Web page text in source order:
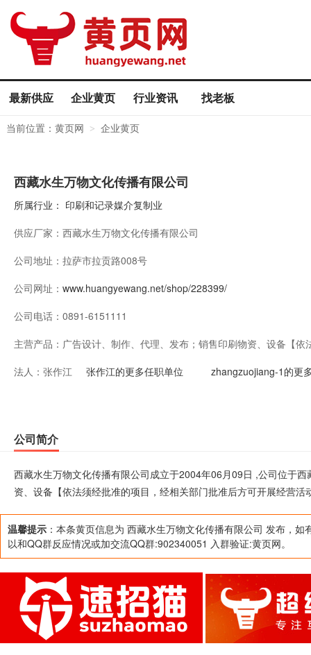
最新供应 企业黄页 行业资讯 找老板
当前位置： 黄页网 > 企业黄页
西藏水生万物文化传播有限公司
所属行业： 印刷和记录媒介复制业
供应厂家： 西藏水生万物文化传播有限公司
公司地址： 拉萨市拉贡路008号
公司网址： www.huangyewang.net/shop/228399/
公司电话： 0891-6151111
主营产品： 广告设计、制作、代理、发布；销售印刷物资、设备【
后方可开展经营活动】。
法人： 张作江 张作江的更多任职单位 zhangzuojiang-1的更
公司简介
西藏水生万物文化传播有限公司成立于2004年06月09日 ,公司位于
资、设备【依法须经批准的项目，经相关部门批准后方可开展经营活
温馨提示 ：本条黄页信息为 西藏水生万物文化传播有限公司 发布，如
以和QQ群反应情况或加交流QQ群:902340051 入群验证:黄页网。